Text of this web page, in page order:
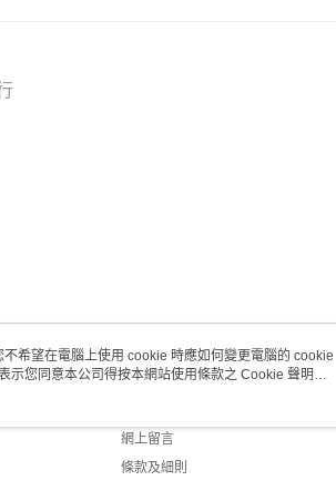
客戶服務
網上留言
條款及細則
希望在電腦上使用 cookie 時應如何變更電腦的 cookie
示您同意本公司得按本網站使用條款之 Cookie 聲明使